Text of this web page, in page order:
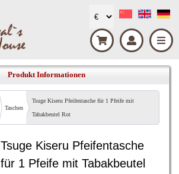
Produkt Informationen
Taschen
Tsuge Kiseru Pfeifentasche für 1 Pfeife mit
Tabakbeutel Rot
Tsuge Kiseru Pfeifentasche
für 1 Pfeife mit Tabakbeutel